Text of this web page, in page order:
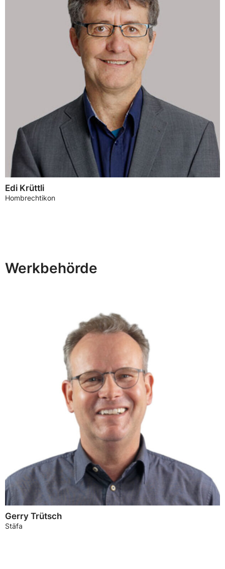
Edi Krüttli
Hombrechtikon
Werkbehörde
Gerry Trütsch
Stäfa